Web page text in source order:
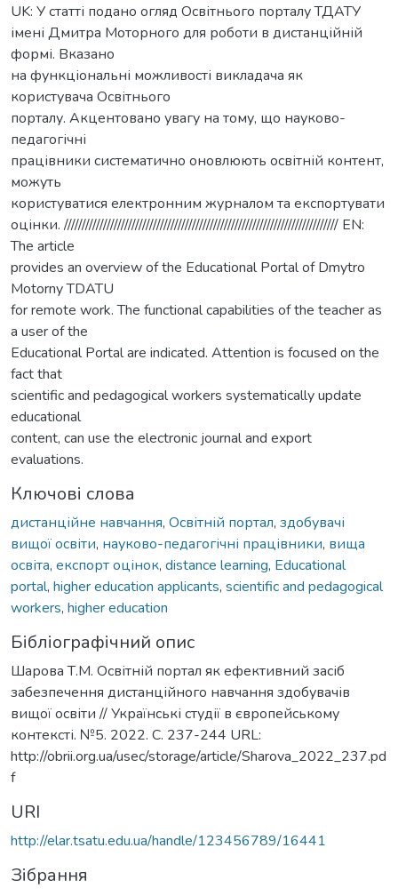
UK: У статті подано огляд Освітнього порталу ТДАТУ
імені Дмитра Моторного для роботи в дистанційній
формі. Вказано
на функціональні можливості викладача як
користувача Освітнього
порталу. Акцентовано увагу на тому, що науково-
педагогічні
працівники систематично оновлюють освітній контент,
можуть
користуватися електронним журналом та експортувати
оцінки. ///////////////////////////////////////////////////////////////////////////// EN:
The article
provides an overview of the Educational Portal of Dmytro
Motorny TDATU
for remote work. The functional capabilities of the teacher as
a user of the
Educational Portal are indicated. Attention is focused on the
fact that
scientific and pedagogical workers systematically update
educational
content, can use the electronic journal and export
evaluations.
Ключові слова
дистанційне навчання, Освітній портал, здобувачі
вищої освіти, науково-педагогічні працівники, вища
освіта, експорт оцінок, distance learning, Educational
portal, higher education applicants, scientific and pedagogical
workers, higher education
Бібліографічний опис
Шарова Т.М. Освітній портал як ефективний засіб
забезпечення дистанційного навчання здобувачів
вищої освіти // Українські студії в європейському
контексті. №5. 2022. С. 237-244 URL:
http://obrii.org.ua/usec/storage/article/Sharova_2022_237.pd
f
URI
http://elar.tsatu.edu.ua/handle/123456789/16441
Зібрання